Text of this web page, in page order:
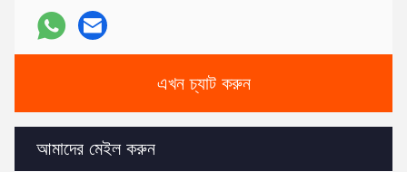
এখন চ্যাট করুন
আমাদের মেইল করুন